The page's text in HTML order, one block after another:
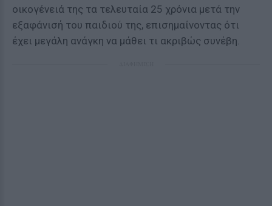
οικογένειά της τα τελευταία 25 χρόνια μετά την
εξαφάνισή του παιδιού της, επισημαίνοντας ότι
έχει μεγάλη ανάγκη να μάθει τι ακριβώς συνέβη.